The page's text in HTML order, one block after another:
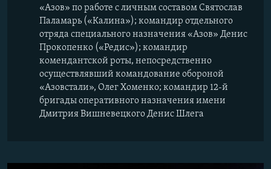
«Азов» по работе с личным составом Святослав
Паламарь («Калина»); командир отдельного
отряда специального назначения «Азов» Денис
Прокопенко («Редис»); командир
комендантской роты, непосредственно
осуществлявший командование обороной
«Азовстали», Олег Хоменко; командир 12-й
бригады оперативного назначения имени
Дмитрия Вишневецкого Денис Шлега